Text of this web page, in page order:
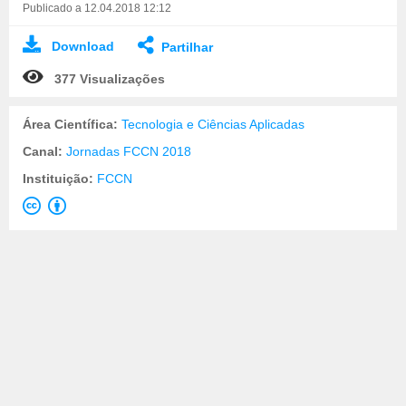
Publicado a 12.04.2018 12:12
Download Partilhar
377 Visualizações
Área Científica: Tecnologia e Ciências Aplicadas
Canal: Jornadas FCCN 2018
Instituição: FCCN